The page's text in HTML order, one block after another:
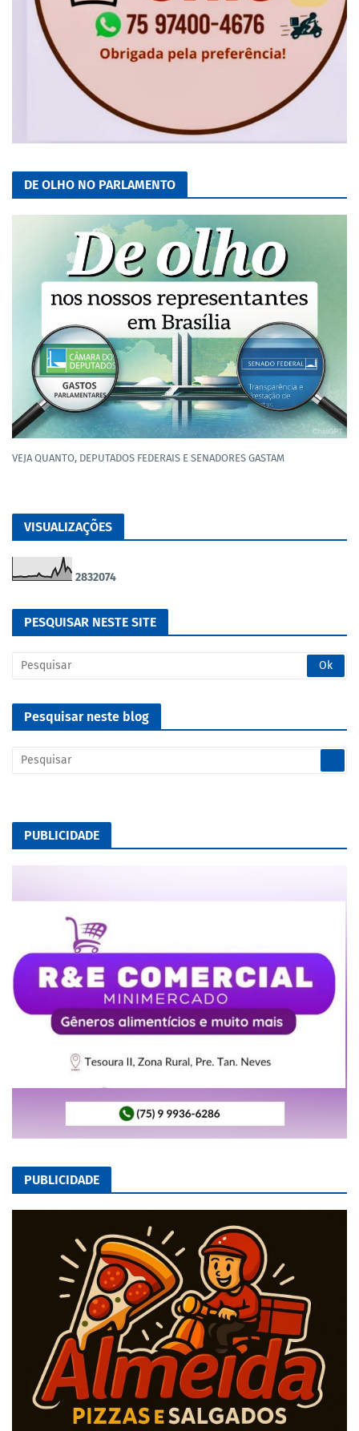
DE OLHO NO PARLAMENTO
VEJA QUANTO, DEPUTADOS FEDERAIS E SENADORES GASTAM
VISUALIZAÇÕES
2832074
PESQUISAR NESTE SITE
Pesquisar neste blog
PUBLICIDADE
PUBLICIDADE